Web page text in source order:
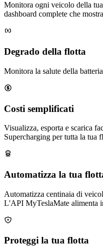
Monitora ogni veicolo della
dashboard complete che
Degrado della flotta
Monitora la salute della
Costi semplificati
Visualizza, esporta e scarica
Supercharging per tutta la tua
Automatizza la tua
Automatizza centinaia di
L'API MyTeslaMate alimenta
Proteggi la tua flotta